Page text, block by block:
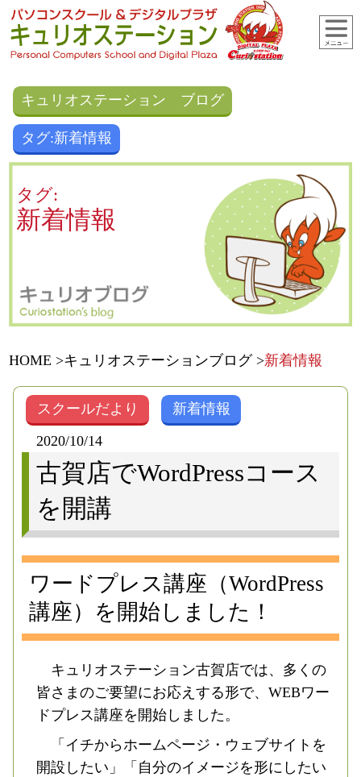
キュリオステーション ブログ
タグ:新着情報
タグ:
新着情報
HOME キュリオステーションブログ 新着情報
スクールだより
新着情報
2020/10/14
古賀店でWordPressコース
を開講
ワードプレス講座（WordPress
講座）を開始しました！
キュリオステーション古賀店では、多くの
皆さまのご要望にお応えする形で、WEBワー
ドプレス講座を開始しました。
「イチからホームページ・ウェブサイトを
開設したい」「自分のイメージを形にしたい